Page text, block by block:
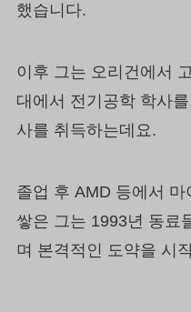
했습니다.
이후 그는 오리건에서
대에서 전기공학 학사
사를 취득하는데요.
졸업 후 AMD 등에서
쌓은 그는 1993년 동료
며 본격적인 도약을 시